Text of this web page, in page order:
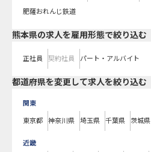
肥薩おれんじ鉄道
熊本県の求人を雇用形態で絞り込む
正社員 契約社員 パート・アルバイト
都道府県を変更して求人を絞り込む
関東
東京都 神奈川県 埼玉県 千葉県 茨城県
近畿